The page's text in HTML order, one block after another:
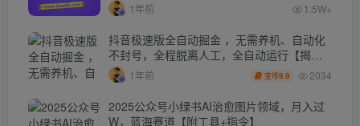
1年前 1.5W+
抖音极速版全自动掘金 ，无需养机、自动化
不封号，全程脱离人工，全自动运行【揭
秘】 1年前 宝币9.9 2034
2025公众号小绿书AI治愈图片领域，月入过
W，蓝海赛道【附工具+指令】